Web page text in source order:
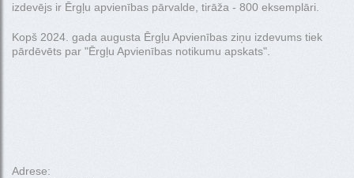
izdevējs ir Ērgļu apvienības pārvalde, tirāža - 800 eksemplāri.
Kopš 2024. gada augusta Ērgļu Apvienības ziņu izdevums tiek
pārdēvēts par "Ērgļu Apvienības notikumu apskats".
Adrese: